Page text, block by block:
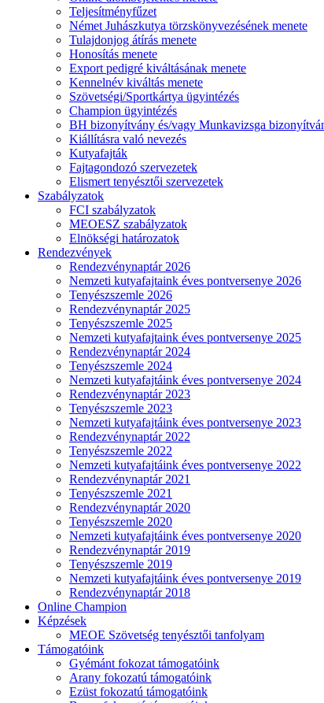
Teljesítményfűzet
Német Juhászkutya törzskönyvezésének menete
Tulajdonjog átírás menete
Honosítás menete
Export pedigré kiváltásának menete
Kennelnév kiváltás menete
Szövetségi/Sportkártya ügyintézés
Champion ügyintézés
BH bizonyítvány és/vagy Munkavizsga
Kiállításra való nevezés
Kutyafajták
Fajtagondozó szervezetek
Elismert tenyésztői szervezetek
Szabályzatok
FCI szabályzatok
MEOESZ szabályzatok
Elnökségi határozatok
Rendezvények
Rendezvénynaptár 2026
Nemzeti kutyafajtaink éves pontversenye 2026
Tenyészszemle 2026
Rendezvénynaptár 2025
Tenyészszemle 2025
Nemzeti kutyafajtaink éves pontversenye 2025
Rendezvénynaptár 2024
Tenyészszemle 2024
Nemzeti kutyafajtáink éves pontversenye 2024
Rendezvénynaptár 2023
Tenyészszemle 2023
Nemzeti kutyafajtáink éves pontversenye 2023
Rendezvénynaptár 2022
Tenyészszemle 2022
Nemzeti kutyafajtáink éves pontversenye 2022
Rendezvénynaptár 2021
Tenyészszemle 2021
Rendezvénynaptár 2020
Tenyészszemle 2020
Nemzeti kutyafajtáink éves pontversenye 2020
Rendezvénynaptár 2019
Tenyészszemle 2019
Nemzeti kutyafajtáink éves pontversenye 2019
Rendezvénynaptár 2018
Online Champion
Képzések
MEOE Szövetség tenyésztői tanfolyam
Támogatóink
Gyémánt fokozat támogatóink
Arany fokozatú támogatóink
Ezüst fokozatú támogatóink